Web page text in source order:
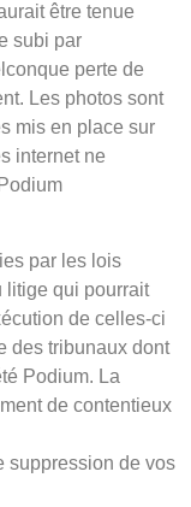
être tenue
subi par
perte de
Les photos sont
mis en place sur
internet ne
par les lois
litige qui pourrait
de celles-ci
des tribunaux dont
Podium. La
de contentieux
suppression de vos